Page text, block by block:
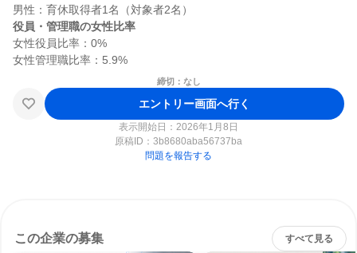
役員・管理職の女性比率
女性役員比率：0%
締切：なし
エントリー画面へ行く
表示開始日：2026年1月8日
原稿ID： 3b8680aba56737ba
問題を報告する
この企業の募集 すべて見る